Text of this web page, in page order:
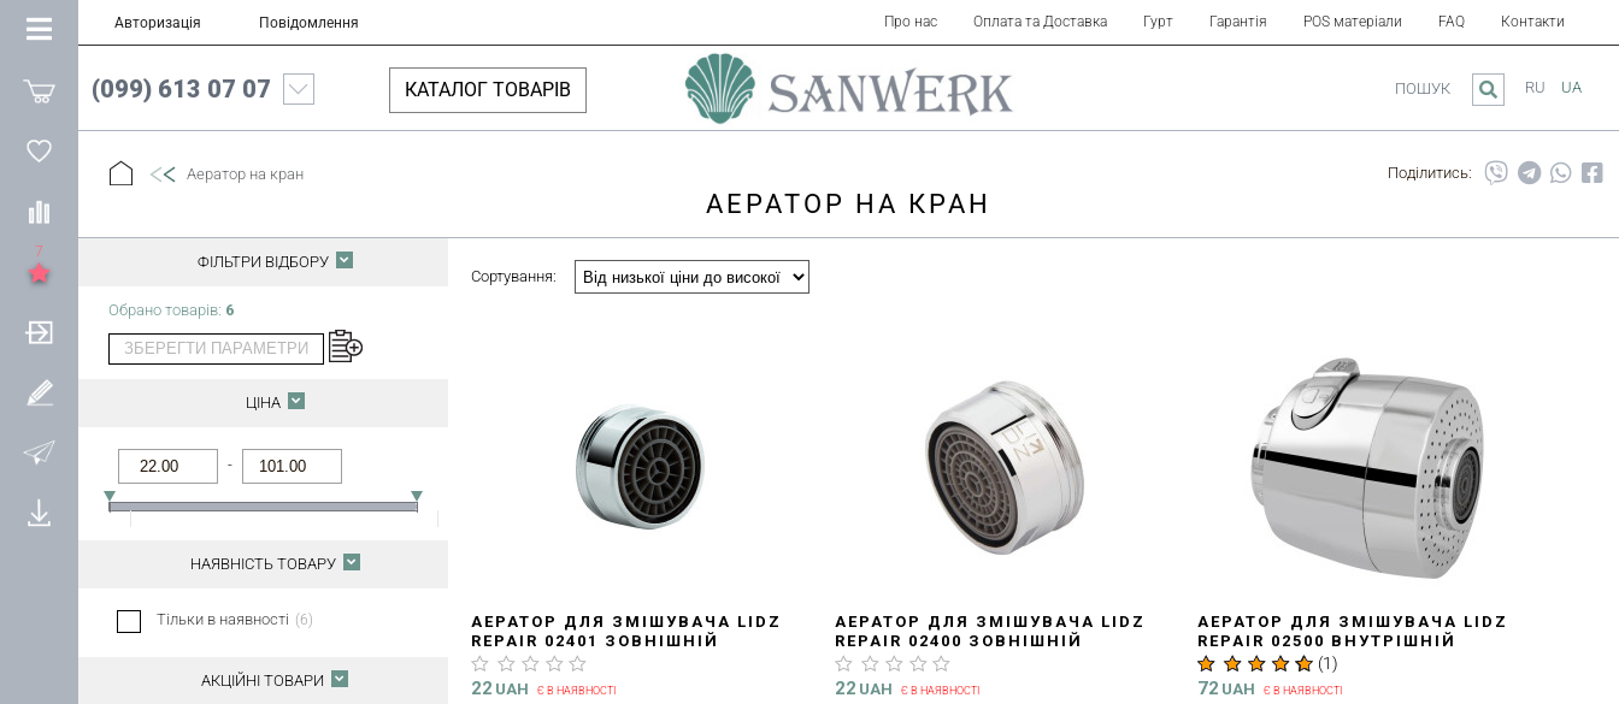
7
Авторизація Повідомлення Про нас Оплата та Доставка Гурт Гарантія POS матеріали FAQ Контакти
КАТАЛОГ ТОВАРІВ
(099) 613 07 07 RU UA
ПОШУК
Аератор на кран Поділитись:
АЕРАТОР НА КРАН
ФІЛЬТРИ ВІДБОРУ
Обрано товарів: 6
ЗБЕРЕГТИ ПАРАМЕТРИ
ЦІНА
-
НАЯВНІСТЬ ТОВАРУ
Тільки в наявності (6)
АКЦІЙНІ ТОВАРИ
Сортування:
АЕРАТОР ДЛЯ ЗМІШУВАЧА LIDZ
REPAIR 02401 ЗОВНІШНІЙ
LDREP02401CRM34775 CHROME
22 UAH Є В НАЯВНОСТІ
АЕРАТОР ДЛЯ ЗМІШУВАЧА LIDZ
REPAIR 02400 ЗОВНІШНІЙ
LDREP02400CRM29471 CHROME
22 UAH Є В НАЯВНОСТІ
АЕРАТОР ДЛЯ ЗМІШУВАЧА LIDZ
REPAIR 02500 ВНУТРІШНІЙ
LDREP02500CRM35463 CHROME
(1)
72 UAH Є В НАЯВНОСТІ